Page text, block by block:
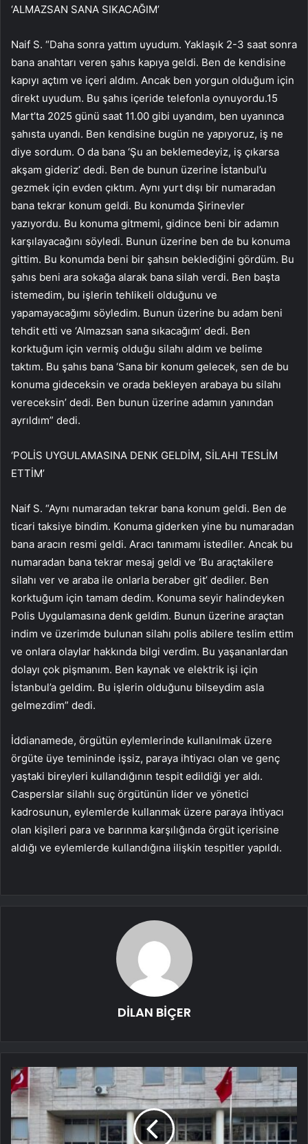
‘ALMAZSAN SANA SIKACAĞIM’
Naif S. “Daha sonra yattım uyudum. Yaklaşık 2-3 saat sonra
bana anahtarı veren şahıs kapıya geldi. Ben de kendisine
kapıyı açtım ve içeri aldım. Ancak ben yorgun olduğum için
direkt uyudum. Bu şahıs içeride telefonla oynuyordu.15
Mart’ta 2025 günü saat 11.00 gibi uyandım, ben uyanınca
şahısta uyandı. Ben kendisine bugün ne yapıyoruz, iş ne
diye sordum. O da bana ‘Şu an beklemedeyiz, iş çıkarsa
akşam gideriz’ dedi. Ben de bunun üzerine İstanbul’u
gezmek için evden çıktım. Aynı yurt dışı bir numaradan
bana tekrar konum geldi. Bu konumda Şirinevler
yazıyordu. Bu konuma gitmemi, gidince beni bir adamın
karşılayacağını söyledi. Bunun üzerine ben de bu konuma
gittim. Bu konumda beni bir şahsın beklediğini gördüm. Bu
şahıs beni ara sokağa alarak bana silah verdi. Ben başta
istemedim, bu işlerin tehlikeli olduğunu ve
yapamayacağımı söyledim. Bunun üzerine bu adam beni
tehdit etti ve ‘Almazsan sana sıkacağım’ dedi. Ben
korktuğum için vermiş olduğu silahı aldım ve belime
taktım. Bu şahıs bana ‘Sana bir konum gelecek, sen de bu
konuma gideceksin ve orada bekleyen arabaya bu silahı
vereceksin’ dedi. Ben bunun üzerine adamın yanından
ayrıldım” dedi.
‘POLİS UYGULAMASINA DENK GELDİM, SİLAHI TESLİM
ETTİM’
Naif S. “Aynı numaradan tekrar bana konum geldi. Ben de
ticari taksiye bindim. Konuma giderken yine bu numaradan
bana aracın resmi geldi. Aracı tanımamı istediler. Ancak bu
numaradan bana tekrar mesaj geldi ve ‘Bu araçtakilere
silahı ver ve araba ile onlarla beraber git’ dediler. Ben
korktuğum için tamam dedim. Konuma seyir halindeyken
Polis Uygulamasına denk geldim. Bunun üzerine araçtan
indim ve üzerimde bulunan silahı polis abilere teslim ettim
ve onlara olaylar hakkında bilgi verdim. Bu yaşananlardan
dolayı çok pişmanım. Ben kaynak ve elektrik işi için
İstanbul’a geldim. Bu işlerin olduğunu bilseydim asla
gelmezdim” dedi.
İddianamede, örgütün eylemlerinde kullanılmak üzere
örgüte üye temininde işsiz, paraya ihtiyacı olan ve genç
yaştaki bireyleri kullandığının tespit edildiği yer aldı.
Casperslar silahlı suç örgütünün lider ve yönetici
kadrosunun, eylemlerde kullanmak üzere paraya ihtiyacı
olan kişileri para ve barınma karşılığında örgüt içerisine
aldığı ve eylemlerde kullandığına ilişkin tespitler yapıldı.
DİLAN BİÇER